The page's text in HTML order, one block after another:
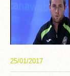
25/01/2017